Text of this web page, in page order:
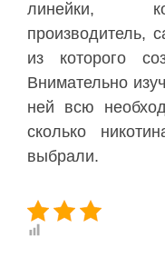
линейки,
производитель,
из которого
Внимательно
ней всю
сколько
выбрали.